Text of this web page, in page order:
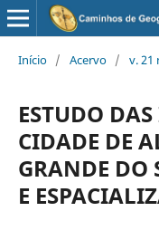
Início / Acervo / v. 21
ESTUDO
CIDADE DE
GRANDE DO
E